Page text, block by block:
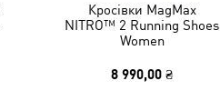
Кросівки MagMax
NITRO™ 2 Running Shoes
Women
8 990,00 ₴